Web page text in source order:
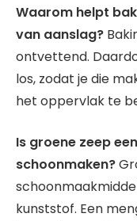
Waarom helpt
van aanslag?
ontvettend.
los, zodat je die
het oppervlak te
Is groene zeep
schoonmaken?
kunststof. Een